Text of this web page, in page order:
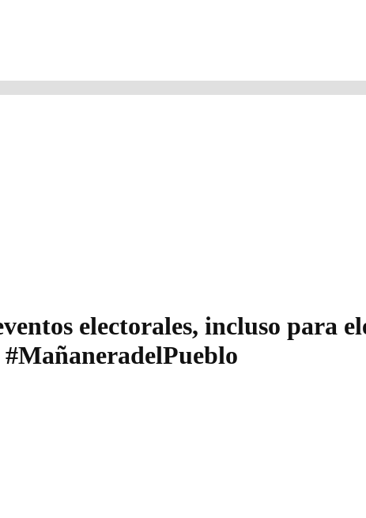
electorales, incluso para